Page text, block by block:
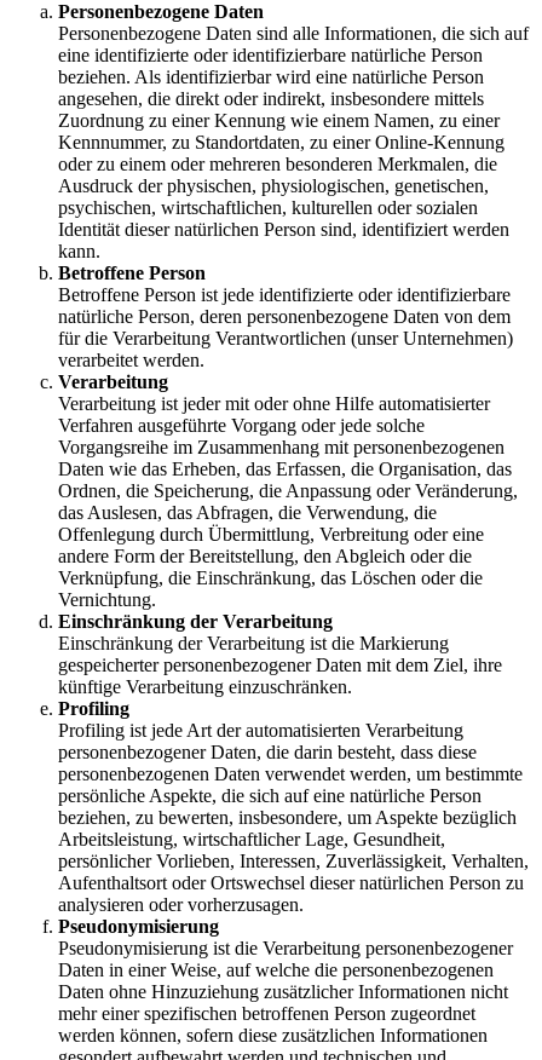
Personenbezogene Daten
Personenbezogene Daten sind alle Informationen, die sich auf
eine identifizierte oder identifizierbare natürliche Person
beziehen. Als identifizierbar wird eine natürliche Person
angesehen, die direkt oder indirekt, insbesondere mittels
Zuordnung zu einer Kennung wie einem Namen, zu einer
Kennnummer, zu Standortdaten, zu einer Online-Kennung
oder zu einem oder mehreren besonderen Merkmalen, die
Ausdruck der physischen, physiologischen, genetischen,
psychischen, wirtschaftlichen, kulturellen oder sozialen
Identität dieser natürlichen Person sind, identifiziert werden
kann.
Betroffene Person
Betroffene Person ist jede identifizierte oder identifizierbare
natürliche Person, deren personenbezogene Daten von dem
für die Verarbeitung Verantwortlichen (unser Unternehmen)
verarbeitet werden.
Verarbeitung
Verarbeitung ist jeder mit oder ohne Hilfe automatisierter
Verfahren ausgeführte Vorgang oder jede solche
Vorgangsreihe im Zusammenhang mit personenbezogenen
Daten wie das Erheben, das Erfassen, die Organisation, das
Ordnen, die Speicherung, die Anpassung oder Veränderung,
das Auslesen, das Abfragen, die Verwendung, die
Offenlegung durch Übermittlung, Verbreitung oder eine
andere Form der Bereitstellung, den Abgleich oder die
Verknüpfung, die Einschränkung, das Löschen oder die
Vernichtung.
Einschränkung der Verarbeitung
Einschränkung der Verarbeitung ist die Markierung
gespeicherter personenbezogener Daten mit dem Ziel, ihre
künftige Verarbeitung einzuschränken.
Profiling
Profiling ist jede Art der automatisierten Verarbeitung
personenbezogener Daten, die darin besteht, dass diese
personenbezogenen Daten verwendet werden, um bestimmte
persönliche Aspekte, die sich auf eine natürliche Person
beziehen, zu bewerten, insbesondere, um Aspekte bezüglich
Arbeitsleistung, wirtschaftlicher Lage, Gesundheit,
persönlicher Vorlieben, Interessen, Zuverlässigkeit, Verhalten,
Aufenthaltsort oder Ortswechsel dieser natürlichen Person zu
analysieren oder vorherzusagen.
Pseudonymisierung
Pseudonymisierung ist die Verarbeitung personenbezogener
Daten in einer Weise, auf welche die personenbezogenen
Daten ohne Hinzuziehung zusätzlicher Informationen nicht
mehr einer spezifischen betroffenen Person zugeordnet
werden können, sofern diese zusätzlichen Informationen